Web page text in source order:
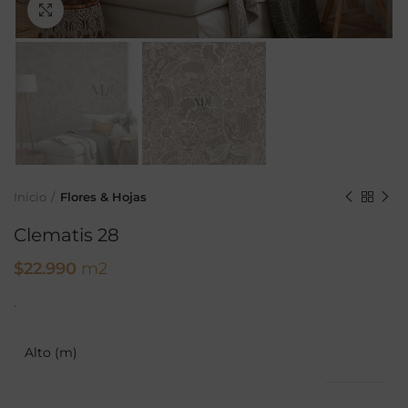
Ampliar
Inicio Flores & Hojas
Clematis 28
$22.990 m2
.
Alto (m)